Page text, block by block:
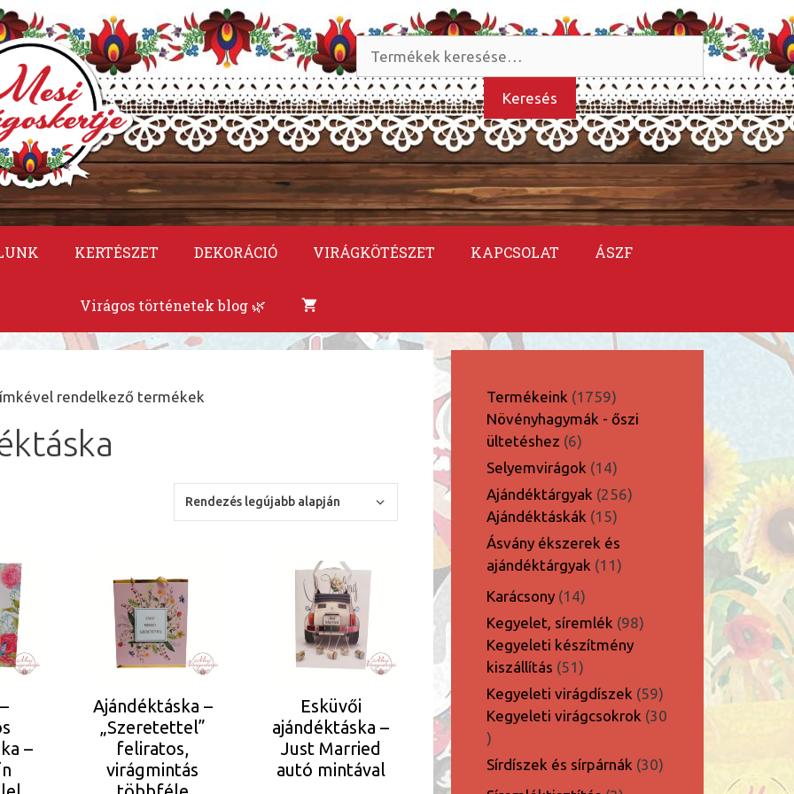
Keresés
a
következőre:
Keresés
KERTÉSZET DEKORÁCIÓ VIRÁGKÖTÉSZET KAPCSOLAT ÁSZF
Virágos történetek blog 🌿
rendelkező termékek
–
Ajándéktáska –
„Szeretettel”
feliratos,
virágmintás
terméknek
több
variációja
változatok
termékoldalon
választhatók
Esküvői
ajándéktáska –
Just Married
autó mintával
Termékeink 17591759
termék
Növényhagymák - őszi
ültetéshez 66
termék
Selyemvirágok 1414
termék
Ajándéktárgyak 256256
Ajándéktáskák 1515
termék
Ásvány ékszerek és
ajándéktárgyak
1111
Karácsony 1414
termék
Kegyelet, síremlék 9898
Kegyeleti készítmény
kiszállítás 5151
termék
Kegyeleti virágdíszek 5959
termék
Kegyeleti virágcsokrok 30
30
termék
Sírdíszek és sírpárnák 3030